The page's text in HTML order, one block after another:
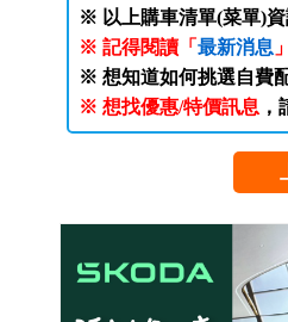
※ 以上購車清單(菜單)
※ 記得閱讀「 最新消息
※ 想知道如何挑選自費
※ 想找優惠/特價訊息 ，